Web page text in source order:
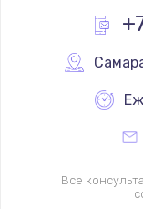
Все